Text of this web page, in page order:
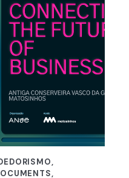
,
,